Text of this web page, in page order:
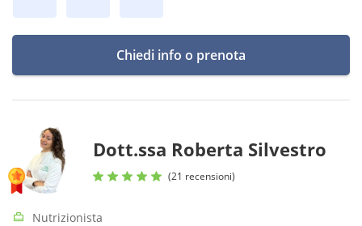
Chiedi info o prenota
Dott.ssa Roberta Silvestro
(21 recensioni)
Nutrizionista